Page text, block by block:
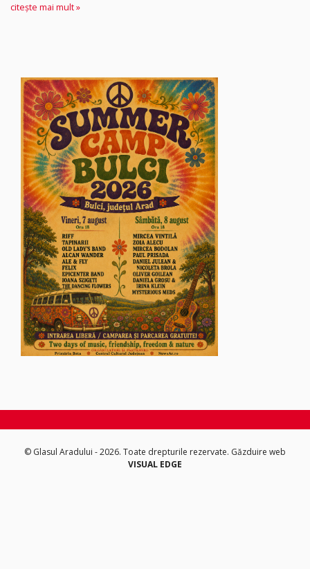
citește mai mult »
© Glasul Aradului - 2026. Toate drepturile rezervate. Găzduire web
VISUAL EDGE